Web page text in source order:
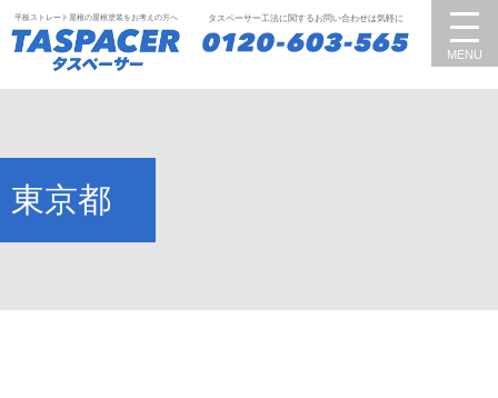
平板ストレート屋根の屋根塗装をお考えの方へ タスペーサー工法に関するお問い合わせは気軽に
MENU
東京都